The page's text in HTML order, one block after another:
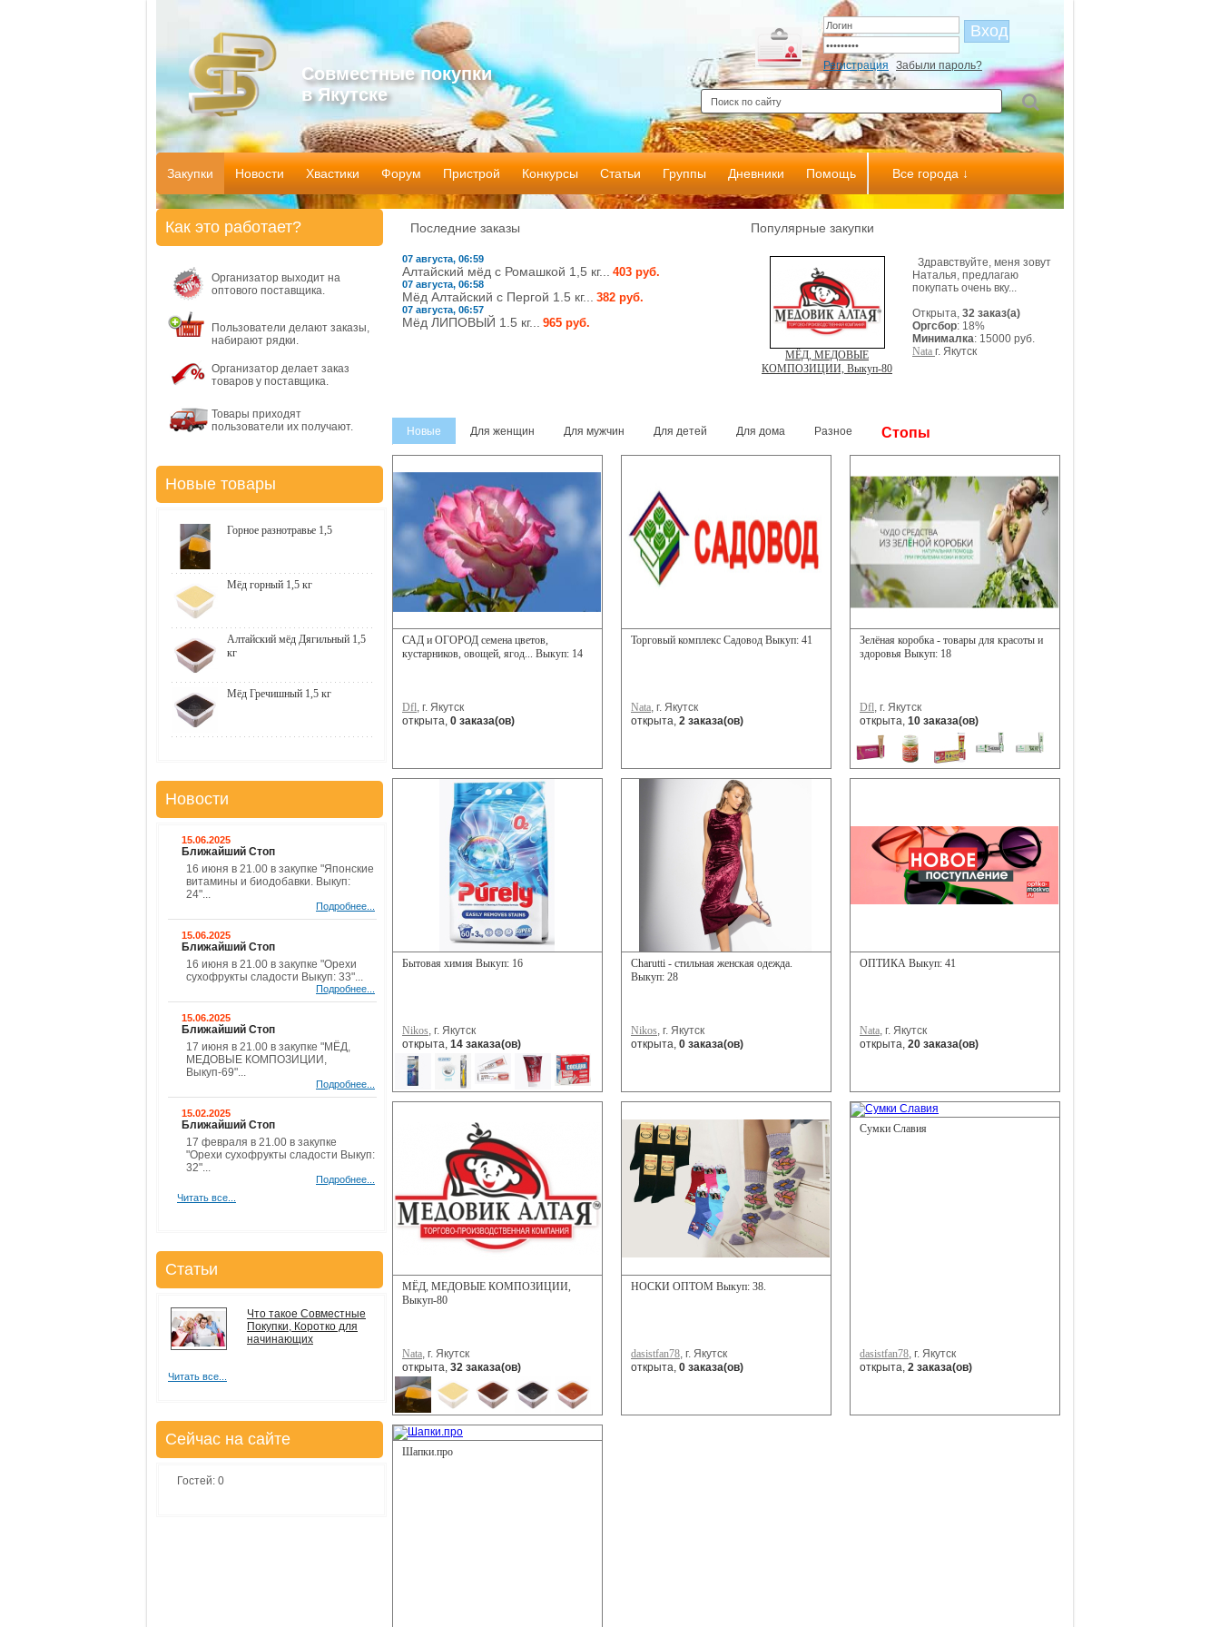
Совместные покупки
в Якутске
Регистрация Забыли пароль?
Закупки Новости Хвастики Форум Пристрой Конкурсы Статьи Группы Дневники Помощь Все города ↓
Последние заказы
07 августа, 06:59
Алтайский мёд с Ромашкой 1,5 кг... 403 руб.
07 августа, 06:58
Мёд Алтайский с Пергой 1.5 кг... 382 руб.
07 августа, 06:57
Мёд ЛИПОВЫЙ 1.5 кг... 965 руб.
Популярные закупки
МЁД, МЕДОВЫЕ
КОМПОЗИЦИИ, Выкуп-80
Здравствуйте, меня зовут
Наталья, предлагаю
покупать очень вку...
Открыта, 32 заказ(а)
Оргсбор: 18%
Минималка: 15000 руб.
Nata г. Якутск
Новые Для женщин Для мужчин Для детей Для дома Разное Стопы
САД и ОГОРОД семена цветов,
кустарников, овощей, ягод... Выкуп: 14
Dfl, г. Якутск
открыта, 0 заказа(ов)
Торговый комплекс Садовод Выкуп: 41
Nata, г. Якутск
открыта, 2 заказа(ов)
Зелёная коробка - товары для красоты и
здоровья Выкуп: 18
Dfl, г. Якутск
открыта, 10 заказа(ов)
Бытовая химия Выкуп: 16
Nikos, г. Якутск
открыта, 14 заказа(ов)
Charutti - стильная женская одежда.
Выкуп: 28
Nikos, г. Якутск
открыта, 0 заказа(ов)
ОПТИКА Выкуп: 41
Nata, г. Якутск
открыта, 20 заказа(ов)
МЁД, МЕДОВЫЕ КОМПОЗИЦИИ,
Выкуп-80
Nata, г. Якутск
открыта, 32 заказа(ов)
НОСКИ ОПТОМ Выкуп: 38.
dasistfan78, г. Якутск
открыта, 0 заказа(ов)
Сумки Славия
dasistfan78, г. Якутск
открыта, 2 заказа(ов)
Шапки.про
Как это работает?
Организатор выходит на
оптового поставщика.
Пользователи делают заказы,
набирают рядки.
Организатор делает заказ
товаров у поставщика.
Товары приходят
пользователи их получают.
Новые товары
Горное разнотравье 1,5
Мёд горный 1,5 кг
Алтайский мёд Дягильный 1,5
кг
Мёд Гречишный 1,5 кг
Новости
15.06.2025
Ближайший Стоп
16 июня в 21.00 в закупке "Японские
витамины и биодобавки. Выкуп:
24"...
Подробнее...
15.06.2025
Ближайший Стоп
16 июня в 21.00 в закупке "Орехи
сухофрукты сладости Выкуп: 33"...
Подробнее...
15.06.2025
Ближайший Стоп
17 июня в 21.00 в закупке "МЁД,
МЕДОВЫЕ КОМПОЗИЦИИ,
Выкуп-69"...
Подробнее...
15.02.2025
Ближайший Стоп
17 февраля в 21.00 в закупке
"Орехи сухофрукты сладости Выкуп:
32"...
Подробнее...
Читать все...
Статьи
Что такое Совместные
Покупки, Коротко для
начинающих
Читать все...
Сейчас на сайте
Гостей: 0